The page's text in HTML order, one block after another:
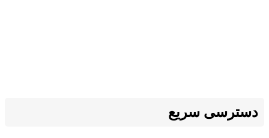
دسترسی سریع